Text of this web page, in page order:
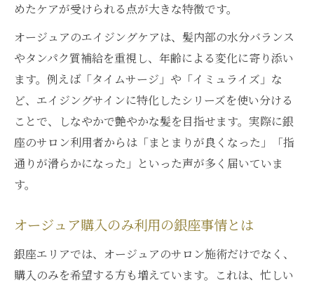
ント
銀座の購入のみ可能店舗利用時の注意点
オージュア購入前に知りたい髪質診断法
美容室専売品オージュアの安全な選び方
サンプル利用で失敗しないオージュア選定
銀座で叶える理想のエイジングケアと美髪習慣
オージュアを活用したエイジングケア習慣
ン
理想の髪質を目指すオージュア活用法
銀座流オージュアで美髪を手に入れる秘訣
めたケアが受けられる点が大きな特徴です。
オージュアのエイジングケアは、髪内部の水分バランス
やタンパク質補給を重視し、年齢による変化に寄り添い
ます。例えば「タイムサージ」や「イミュライズ」な
ど、エイジングサインに特化したシリーズを使い分ける
ことで、しなやかで艶やかな髪を目指せます。実際に銀
座のサロン利用者からは「まとまりが良くなった」「指
通りが滑らかになった」といった声が多く届いていま
す。
オージュア購入のみ利用の銀座事情とは
銀座エリアでは、オージュアのサロン施術だけでなく、
購入のみを希望する方も増えています。これは、忙しい